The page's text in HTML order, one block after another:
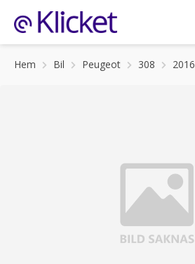
Hem Bil Peugeot 308 2016